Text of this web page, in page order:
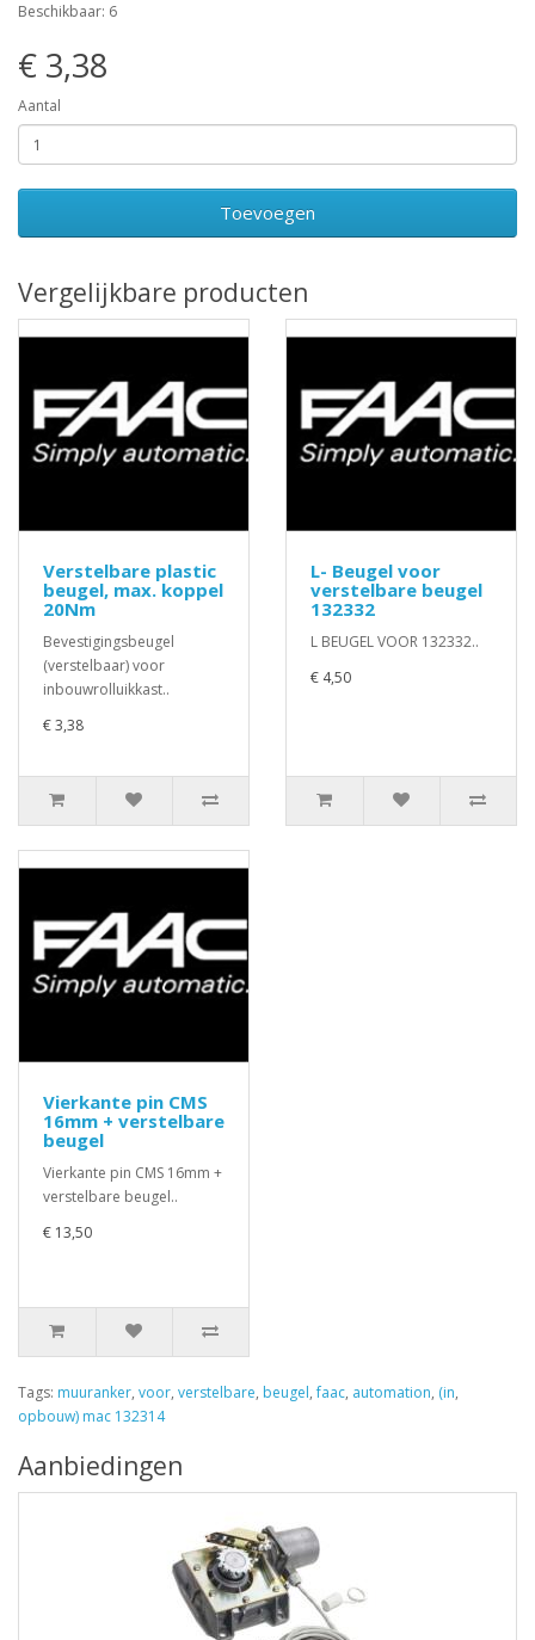
Beschikbaar: 6
€ 3,38
Aantal
Toevoegen
Vergelijkbare producten
Verstelbare plastic
beugel, max. koppel
20Nm
Bevestigingsbeugel
(verstelbaar) voor
inbouwrolluikkast..
€ 3,38
L- Beugel voor
verstelbare beugel
132332
L BEUGEL VOOR 132332..
€ 4,50
Vierkante pin CMS
16mm + verstelbare
beugel
Vierkante pin CMS 16mm +
verstelbare beugel..
€ 13,50
Tags: muuranker, voor, verstelbare, beugel,faac, automation, (in,
opbouw) mac 132314
Aanbiedingen